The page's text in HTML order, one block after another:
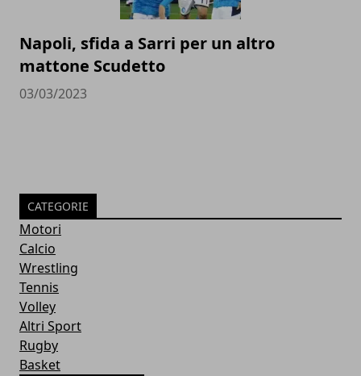
Napoli, sfida a Sarri per un altro
mattone Scudetto
03/03/2023
CATEGORIE
Motori
Calcio
Wrestling
Tennis
Volley
Altri Sport
Rugby
Basket